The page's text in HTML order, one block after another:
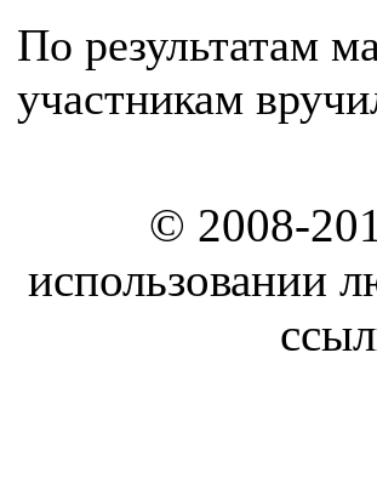
По результатам
участникам
© 2008-
использовании